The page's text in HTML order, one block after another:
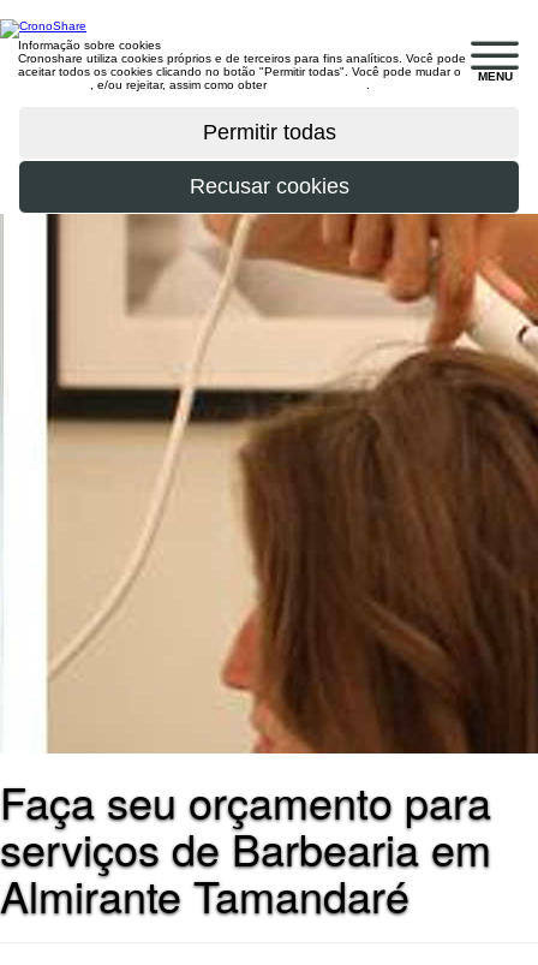
MENU
Informação sobre cookies
Cronoshare utiliza cookies próprios e de terceiros para fins analíticos. Você pode
aceitar todos os cookies clicando no botão "Permitir todas". Você pode mudar o
, e/ou rejeitar, assim como obter
Faça seu orçamento para
serviços de Barbearia em
Almirante Tamandaré